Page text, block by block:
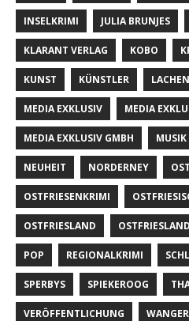
INSELKRIMI JULIA BRUNJES
KLARANT VERLAG KOBO
KUNST KÜNSTLER LACHEN
MEDIA EXKLUSIV MEDIA
MEDIA EXKLUSIV GMBH MUSIK
NEUHEIT NORDERNEY
OSTFRIESENKRIMI
OSTFRIESLAND
POP REGIONALKRIMI
SPERBYS SPIEKEROOG
VERÖFFENTLICHUNG